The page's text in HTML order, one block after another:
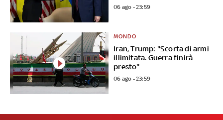
06 ago - 23:59
Iran, Trump: "Scorta di armi
illimitata. Guerra finirà
presto"
MONDO
06 ago - 23:59